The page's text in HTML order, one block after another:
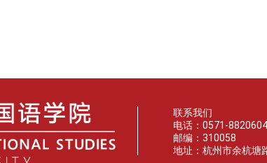
联系我们
电话：0571-
邮编：310058
地址：杭州市余杭塘